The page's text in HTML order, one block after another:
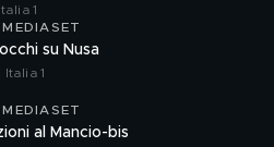
1
su Nusa
Italia 1
al Mancio-bis